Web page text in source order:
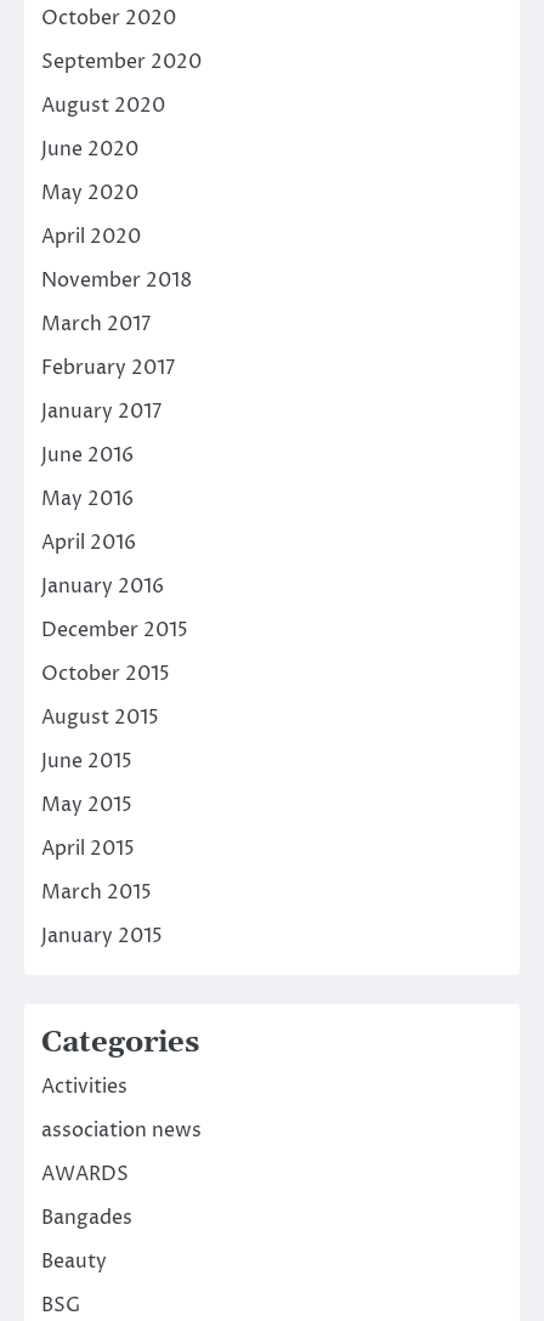
October 2020
September 2020
August 2020
June 2020
May 2020
April 2020
November 2018
March 2017
February 2017
January 2017
June 2016
May 2016
April 2016
January 2016
December 2015
October 2015
August 2015
June 2015
May 2015
April 2015
March 2015
January 2015
Categories
Activities
association news
AWARDS
Bangades
Beauty
BSG